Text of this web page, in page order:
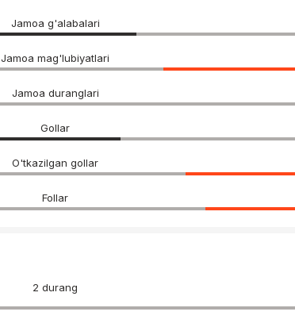
Jamoa g'alabalari
Jamoa mag'lubiyatlari
Jamoa duranglari
Gollar
O'tkazilgan gollar
Follar
2 durang